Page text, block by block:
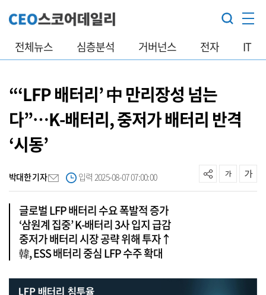
전체뉴스 심층분석 거버넌스 전자 IT
“‘LFP 배터리’ 中 만리장성 넘는
다”…K-배터리, 중저가 배터리 반격
‘시동’
박대한 기자 입력 2025-08-07 07:00:00
글로벌 LFP 배터리 수요 폭발적 증가
‘삼원계 집중’ K-배터리 3사 입지 급감
중저가 배터리 시장 공략 위해 투자↑
韓, ESS 배터리 중심 LFP 수주 확대